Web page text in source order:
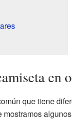
en
que tiene